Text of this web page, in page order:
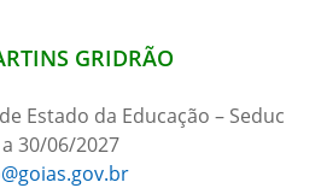
GRIDRÃO
Estado da Educação – Seduc
30/06/2027